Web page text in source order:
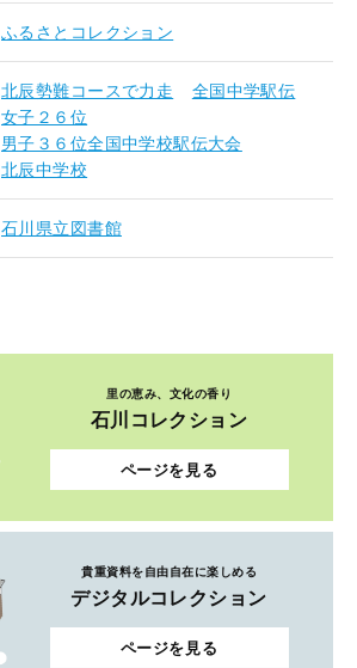
ふるさとコレクション
北辰勢難コースで力走
全国中学駅伝
女子２６位
男子３６位全国中学校駅伝大会
北辰中学校
石川県立図書館
里の恵み、文化の香り
石川コレクション
ページを見る
貴重資料を自由自在に楽しめる
デジタルコレクション
ページを見る